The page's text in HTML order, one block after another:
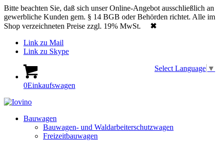
Bitte beachten Sie, daß sich unser Online-Angebot ausschließlich an
gewerbliche Kunden gem. § 14 BGB oder Behörden richtet. Alle im
Shop verzeichneten Preise zzgl. 19% MwSt.
✖
Link zu Mail
Link zu Skype
Select Language ▼
0Einkaufswagen
Bauwagen
Bauwagen- und Waldarbeiterschutzwagen
Freizeitbauwagen